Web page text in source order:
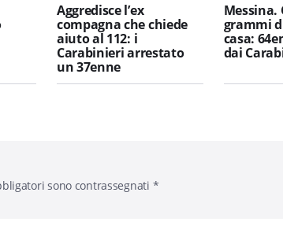
Aggredisce l’ex
compagna che chiede
aiuto al 112: i
Carabinieri arrestato
un 37enne
Messina.
grammi
casa:
dai
sono contrassegnati *